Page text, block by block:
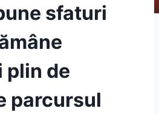
sfaturi
plin de
parcursul